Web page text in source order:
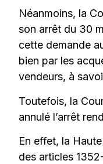
Néanmoins, la
son arrêt du 30
cette demande
bien par les
vendeurs, à
Toutefois, la
annulé l’arrêt
En effet, la
des articles